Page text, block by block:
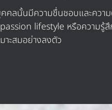
คคลนั้นมีความชื่นชอบและคว
lifestyle หรือความ
าะสมอย่างลงตัว